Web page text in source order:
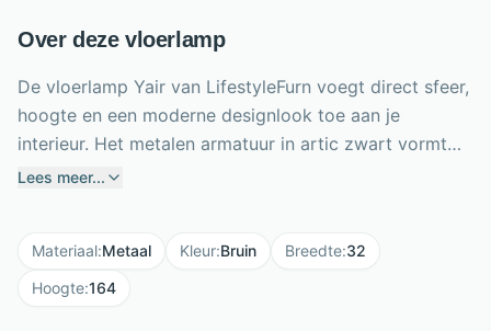
Over deze vloerlamp
De vloerlamp Yair van LifestyleFurn voegt direct sfeer,
hoogte en een moderne designlook toe aan je
interieur. Het metalen armatuur in artic zwart vormt
een krachtig contrast met de glazen bollen en de
past deze 3-lichts vloerlamp moeiteloos naast de
bank, fauteuil of in een gezellige leeshoek. De drie
Lees meer...
Materiaal:Metaal Kleur:Bruin Breedte:32
Hoogte:164